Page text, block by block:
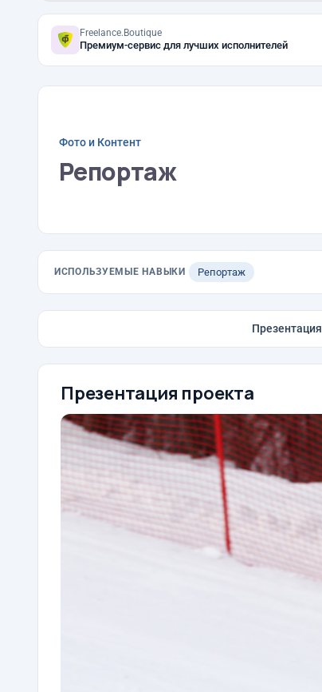
Freelance.Boutique
Премиум-сервис для лучших исполнителей
Фото и Контент
Репортаж
ИСПОЛЬЗУЕМЫЕ НАВЫКИ Репортаж
Презентация
Презентация проекта